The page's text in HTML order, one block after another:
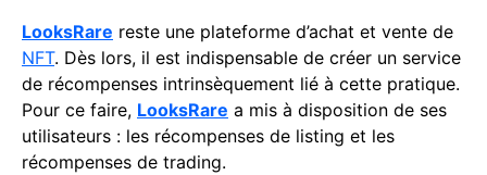
LooksRare reste une plateforme d’achat et vente de
NFT. Dès lors, il est indispensable de créer un service
de récompenses intrinsèquement lié à cette pratique.
Pour ce faire, LooksRare a mis à disposition de ses
utilisateurs : les récompenses de listing et les
récompenses de trading.